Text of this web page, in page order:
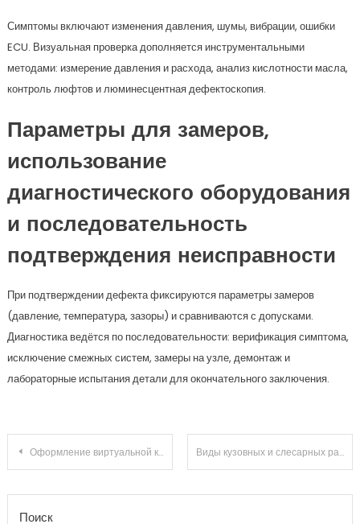
Симптомы включают изменения давления, шумы, вибрации, ошибки
ECU. Визуальная проверка дополняется инструментальными
методами: измерение давления и расхода, анализ кислотности масла,
контроль люфтов и люминесцентная дефектоскопия.
Параметры для замеров,
использование
диагностического оборудования
и последовательность
подтверждения неисправности
При подтверждении дефекта фиксируются параметры замеров
(давление, температура, зазоры) и сравниваются с допусками.
Диагностика ведётся по последовательности: верификация симптома,
исключение смежных систем, замеры на узле, демонтаж и
лабораторные испытания детали для окончательного заключения.
Навигация
Оформление виртуальной карты без верификации и участия банков с пополнением в USDT за 5 минут Виды кузовных и слесарных работ при ремонте автомобилей в автосервисе
Поиск